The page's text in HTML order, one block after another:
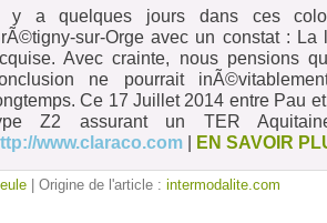
y a quelques jours dans ces
sur-Orge avec un constat :
Avec crainte, nous pensions
ne pourrait
Ce 17 Juillet 2014 entre Pau
Z2 assurant un TER
www.claraco.com | EN SAVOIR
| Origine de l'article : intermodalite.com